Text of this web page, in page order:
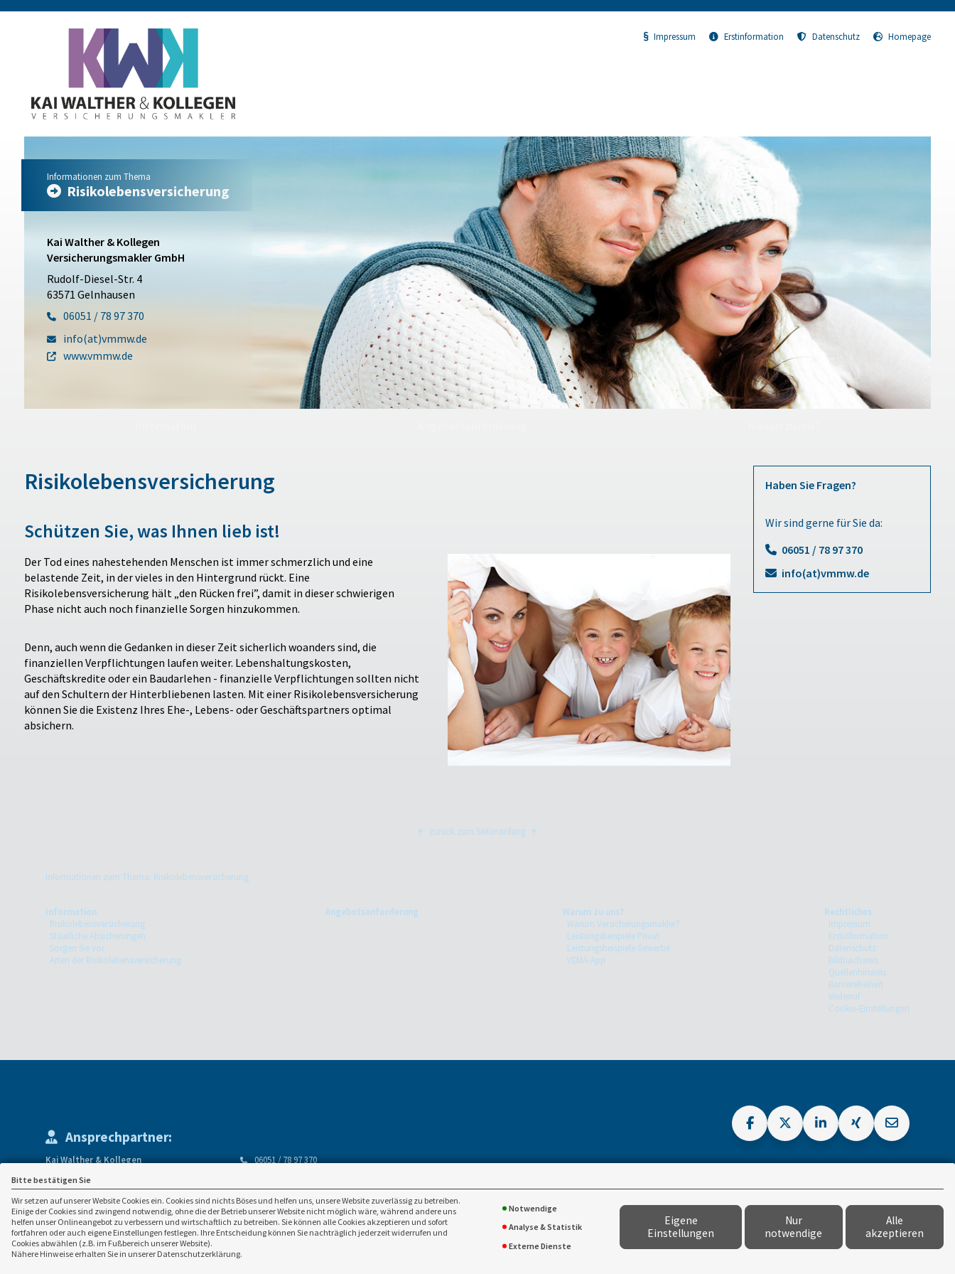
Bitte bestätigen Sie
Wir setzen auf unserer Website Cookies ein. Cookies sind nichts Böses und helfen uns, unsere Website zuverlässig zu betreiben.
Einige der Cookies sind zwingend notwendig, ohne die der Betrieb unserer Website nicht möglich wäre, während andere uns
helfen unser Onlineangebot zu verbessern und wirtschaftlich zu betreiben. Sie können alle Cookies akzeptieren und sofort
fortfahren oder auch eigene Einstellungen festlegen. Ihre Entscheidung können Sie nachträglich jederzeit widerrufen und
Cookies abwählen (z.B. im Fußbereich unserer Website).
Nähere Hinweise erhalten Sie in unserer Datenschutzerklärung.
Notwendige
Analyse & Statistik
Externe Dienste
Eigene
Einstellungen
Nur
notwendige
Alle
akzeptieren
Impressum Erstinformation Datenschutz Homepage
Informationen zum Thema
Risikolebensversicherung
Kai Walther & Kollegen
Versicherungsmakler GmbH
Rudolf-Diesel-Str. 4
63571 Gelnhausen
06051 / 78 97 370
info(at)vmmw.de
www.vmmw.de
Risikolebensversicherung
Schützen Sie, was Ihnen lieb ist!
Der Tod eines nahestehenden Menschen ist immer schmerzlich und eine
belastende Zeit, in der vieles in den Hintergrund rückt. Eine
Risikolebensversicherung hält „den Rücken frei”, damit in dieser schwierigen
Phase nicht auch noch finanzielle Sorgen hinzukommen.
Denn, auch wenn die Gedanken in dieser Zeit sicherlich woanders sind, die
finanziellen Verpflichtungen laufen weiter. Lebenshaltungskosten,
Geschäftskredite oder ein Baudarlehen - finanzielle Verpflichtungen sollten nicht
auf den Schultern der Hinterbliebenen lasten. Mit einer Risikolebensversicherung
können Sie die Existenz Ihres Ehe-, Lebens- oder Geschäftspartners optimal
absichern.
Haben Sie Fragen?
Wir sind gerne für Sie da:
06051 / 78 97 370
info(at)vmmw.de
zurück zum Seitenanfang
Informationen zum Thema: Risikolebensversicherung
Information
Risikolebensversicherung
Staatliche Absicherungen
Sorgen Sie vor
Arten der Risikolebensversicherung
Angebotsanforderung
Warum zu uns?
Warum Versicherungsmakler?
Leistungsbeispiele Privat
Leistungsbeispiele Gewerbe
VEMA-App
Rechtliches
Impressum
Erstinformation
Datenschutz
Bildnachweis
Quellenhinweis
Barrierefreiheit
Widerruf
Cookie-Einstellungen
Ansprechpartner:
Kai Walther & Kollegen
Rudolf-Diesel-Str. 4
63571 Gelnhausen
06051 / 78 97 370
www.vmmw.de